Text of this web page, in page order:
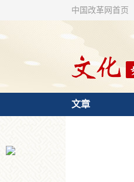
中国改革网首页
文章